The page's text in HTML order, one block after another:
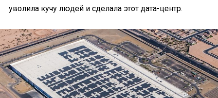
уволила кучу людей и сделала этот дата-центр.